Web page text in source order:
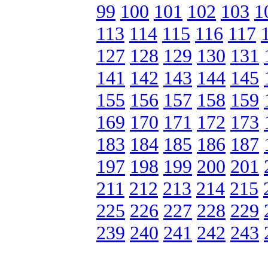
99 100 101 102 103
113 114 115 116 117
127 128 129 130 131
141 142 143 144 145
155 156 157 158 159
169 170 171 172 173
183 184 185 186 187
197 198 199 200 201
211 212 213 214 215
225 226 227 228 229
239 240 241 242 243